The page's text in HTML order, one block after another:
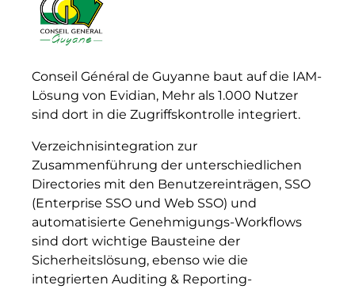
Conseil Général de Guyanne baut auf die IAM-
Lösung von Evidian, Mehr als 1.000 Nutzer
sind dort in die Zugriffskontrolle integriert.
Verzeichnisintegration zur
Zusammenführung der unterschiedlichen
Directories mit den Benutzereinträgen, SSO
(Enterprise SSO und Web SSO) und
automatisierte Genehmigungs-Workflows
sind dort wichtige Bausteine der
Sicherheitslösung, ebenso wie die
integrierten Auditing & Reporting-